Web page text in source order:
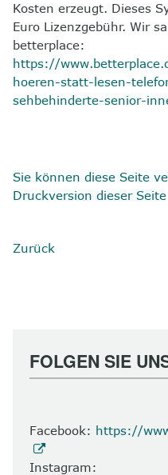
Kosten erzeugt. Dieses
Euro Lizenzgebühr. Wir
betterplace:
https://
hoeren-statt-lesen-
sehbehinderte-senior-
Sie können diese Seite
Druckversion dieser Seite
Zurück
FOLGEN SIE
Facebook: https://
Instagram: